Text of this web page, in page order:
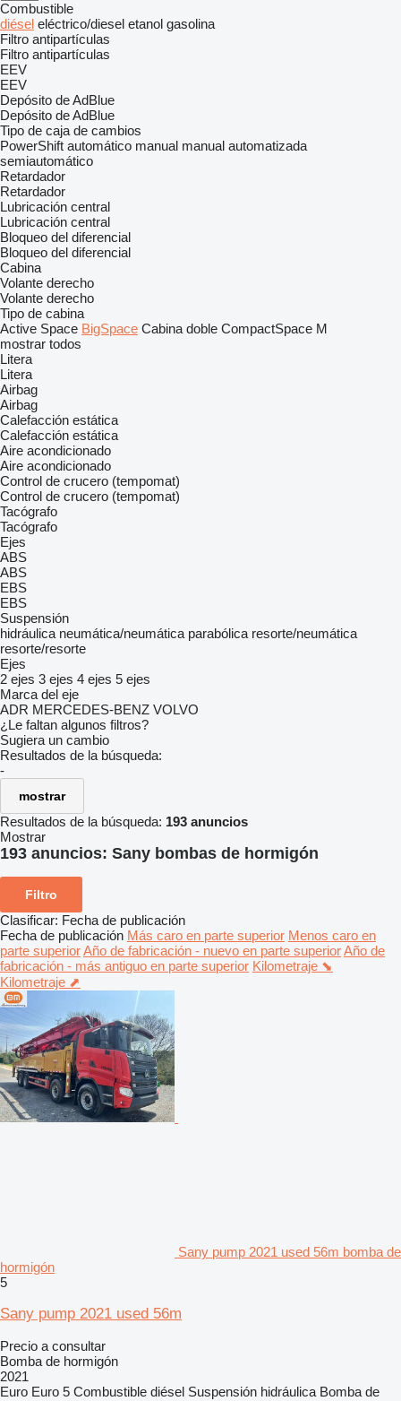
Combustible
diésel eléctrico/diesel etanol gasolina
Filtro antipartículas
Filtro antipartículas
EEV
EEV
Depósito de AdBlue
Depósito de AdBlue
Tipo de caja de cambios
PowerShift automático manual manual automatizada
semiautomático
Retardador
Retardador
Lubricación central
Lubricación central
Bloqueo del diferencial
Bloqueo del diferencial
Cabina
Volante derecho
Volante derecho
Tipo de cabina
Active Space BigSpace Cabina doble CompactSpace M
mostrar todos
Litera
Litera
Airbag
Airbag
Calefacción estática
Calefacción estática
Aire acondicionado
Aire acondicionado
Control de crucero (tempomat)
Control de crucero (tempomat)
Tacógrafo
Tacógrafo
Ejes
ABS
ABS
EBS
EBS
Suspensión
hidráulica neumática/neumática parabólica resorte/neumática
resorte/resorte
Ejes
2 ejes 3 ejes 4 ejes 5 ejes
Marca del eje
ADR MERCEDES-BENZ VOLVO
¿Le faltan algunos filtros?
Sugiera un cambio
Resultados de la búsqueda:
-
mostrar
Resultados de la búsqueda: 193 anuncios
Mostrar
193 anuncios: Sany bombas de hormigón
Filtro
Clasificar: Fecha de publicación
Fecha de publicación Más caro en parte superior Menos caro en
parte superiorAño de fabricación - nuevo en parte superiorAño de
fabricación - más antiguo en parte superior Kilometraje ⬊
Kilometraje ⬈
Sany pump 2021 used 56m bomba de
hormigón
5
Sany pump 2021 used 56m
Precio a consultar
Bomba de hormigón
2021
Euro Euro 5 Combustible diésel Suspensión hidráulica Bomba de